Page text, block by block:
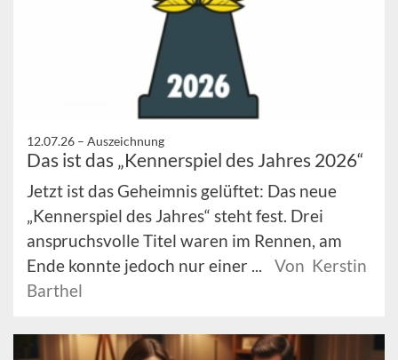
12.07.26 – Auszeichnung
Das ist das „Kennerspiel des Jahres 2026“
Jetzt ist das Geheimnis gelüftet: Das neue
„Kennerspiel des Jahres“ steht fest. Drei
anspruchsvolle Titel waren im Rennen, am
Ende konnte jedoch nur einer ...
Von Kerstin
Barthel